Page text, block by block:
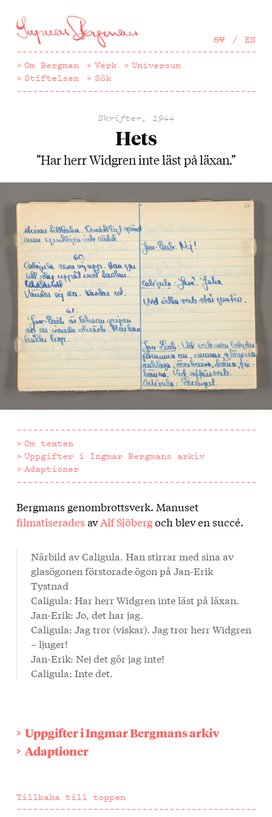
till
huvudinnehåll
SV EN
Om Bergman Verk
Universum
Stiftelsen
Sök
Skrifter, 1944
Hets
”Har herr Widgren inte läst på läxan.”
Om texten
Uppgifter i Ingmar Bergmans arkiv
Adaptioner
Om
texten
Bergmans genombrottsverk. Manuset
filmatiserades avAlf Sjöbergoch blev en succé.
Närbild av Caligula. Han stirrar med sina av
glasögonen förstorade ögon på Jan-Erik
Tystnad
Caligula: Har herr Widgren inte läst på läxan.
Jan-Erik: Jo, det har jag.
Caligula: Jag tror (viskar). Jag tror herr Widgren
– ljuger!
Jan-Erik: Nej det gör jag inte!
Caligula: Inte det.
Uppgifter i Ingmar Bergmans arkiv
Adaptioner
Tillbaka till toppen